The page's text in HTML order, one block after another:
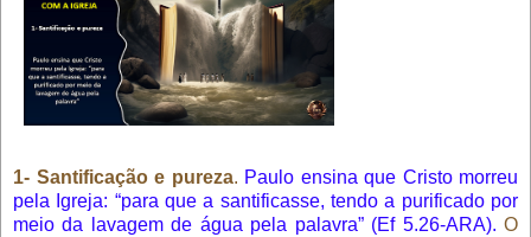
1- Santificação e pureza. Paulo ensina que Cristo morreu
pela Igreja: “para que a santificasse, tendo a purificado por
meio da lavagem de água pela palavra” (Ef 5.26-ARA). O